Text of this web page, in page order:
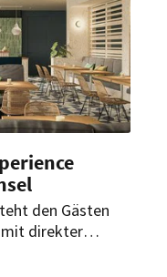
den Gästen
mit direkter